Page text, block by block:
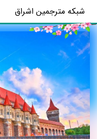
شبکه مترجمین اشراق